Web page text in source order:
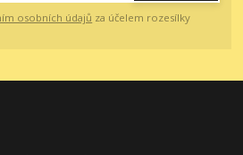
osobních údajů za účelem rozesílky